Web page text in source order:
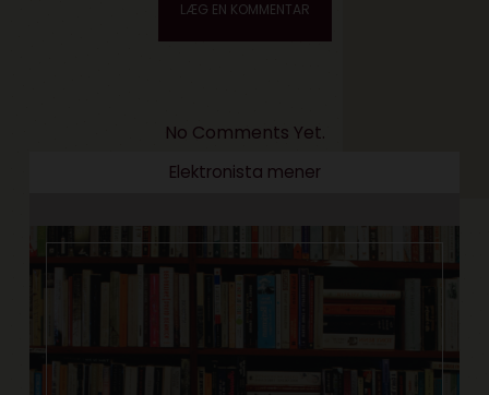
No Comments Yet.
Elektronista mener